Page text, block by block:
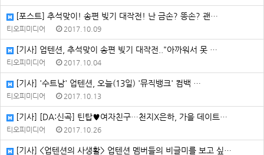
[포스트] 추석맞이! 송편 빚기 대작전! 난 금손? 똥손? 괜…
티오피미디어 2017.10.09
[기사] 업텐션, 추석맞이 송편 빚기 대작전.."아까워서 못 …
티오피미디어 2017.10.04
[기사] '수트남' 업텐션, 오늘(13일) '뮤직뱅크' 컴백 …
티오피미디어 2017.10.13
[기사] [DA:신곡] 틴탑♥여자친구…천지X은하, 가을 데이트…
티오피미디어 2017.10.26
[기사] <업텐션의 사생활> 업텐션 멤버들의 비글미를 보고 싶…